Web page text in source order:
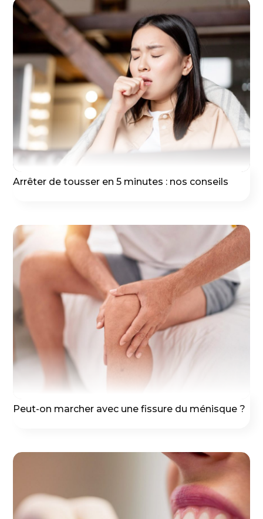
Arrêter de tousser en 5 minutes : nos conseils
Peut-on marcher avec une fissure du ménisque ?